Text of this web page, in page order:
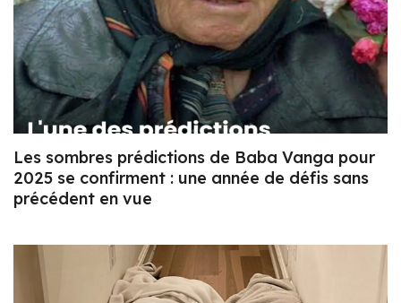
Les sombres prédictions de Baba Vanga pour
2025 se confirment : une année de défis sans
précédent en vue